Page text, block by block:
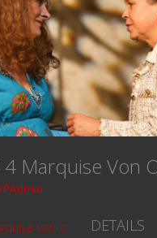
Marquise Von
von-o
DETAILS